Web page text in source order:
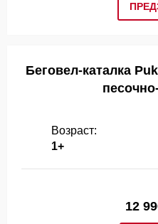
Беговел-каталка
Возраст:
1+
12